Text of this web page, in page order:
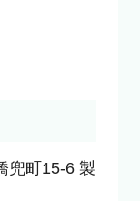
兜町15-6 製